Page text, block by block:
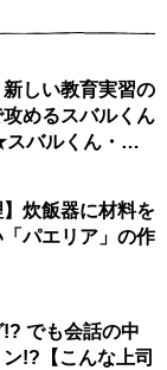
新しい教育実習の
めるスバルくん
バルくん・
】炊飯器に材料を
パエリア」の作
でも会話の中
!?【こんな上司